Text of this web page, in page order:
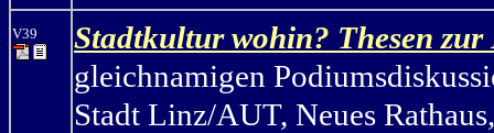
V39
Stadtkultur wohin? Thesen zur
gleichnamigen
Stadt Linz/AUT, Neues